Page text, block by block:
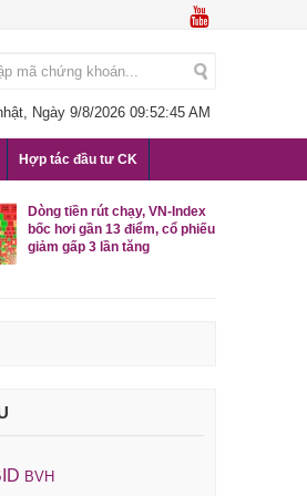
Ngày 9/8/2026 09:52:46 AM
Hợp tác đầu tư CK
Dòng tiền rút chạy, VN-Index
bốc hơi gần 13 điểm, cổ phiếu
giảm gấp 3 lần tăng
BVH